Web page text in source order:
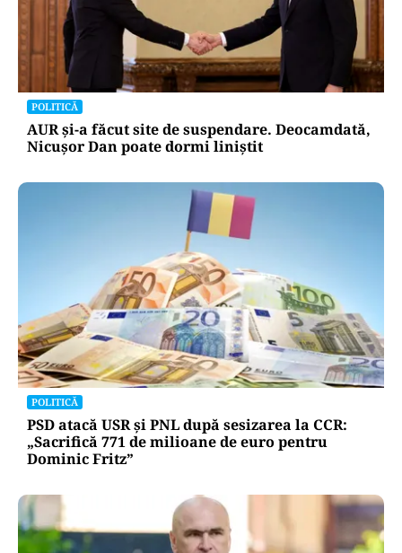
POLITICĂ
AUR și-a făcut site de suspendare. Deocamdată,
Nicușor Dan poate dormi liniștit
POLITICĂ
PSD atacă USR și PNL după sesizarea la CCR:
„Sacrifică 771 de milioane de euro pentru
Dominic Fritz”